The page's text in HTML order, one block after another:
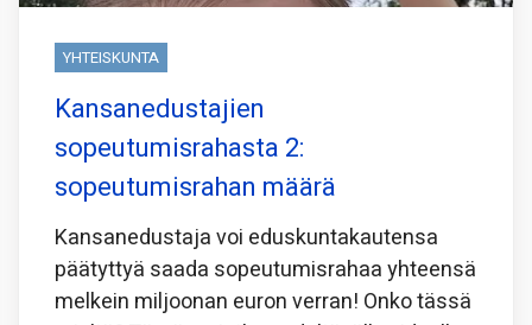
YHTEISKUNTA
Kansanedustajien
sopeutumisrahasta 2:
sopeutumisrahan määrä
Kansanedustaja voi eduskuntakautensa
päätyttyä saada sopeutumisrahaa yhteensä
melkein miljoonan euron verran! Onko tässä